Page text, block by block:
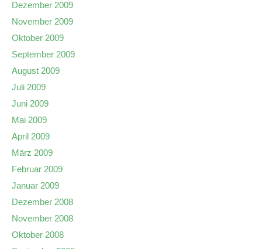
Dezember 2009
November 2009
Oktober 2009
September 2009
August 2009
Juli 2009
Juni 2009
Mai 2009
April 2009
März 2009
Februar 2009
Januar 2009
Dezember 2008
November 2008
Oktober 2008